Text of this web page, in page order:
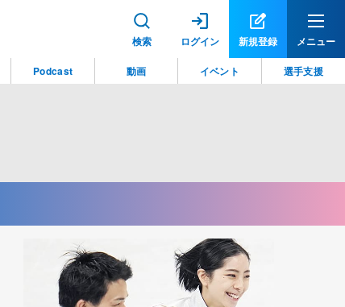
検索 ログイン 新規登録 メニュー
Podcast 動画 イベント 選手支援